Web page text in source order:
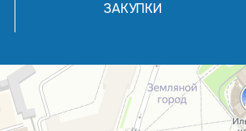
ЗАКУПКИ